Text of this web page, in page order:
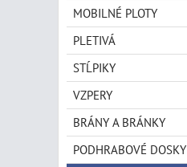
MOBILNÉ PLOTY
PLETIVÁ
STĹPIKY
VZPERY
BRÁNY A BRÁNKY
PODHRABOVÉ DOSKY